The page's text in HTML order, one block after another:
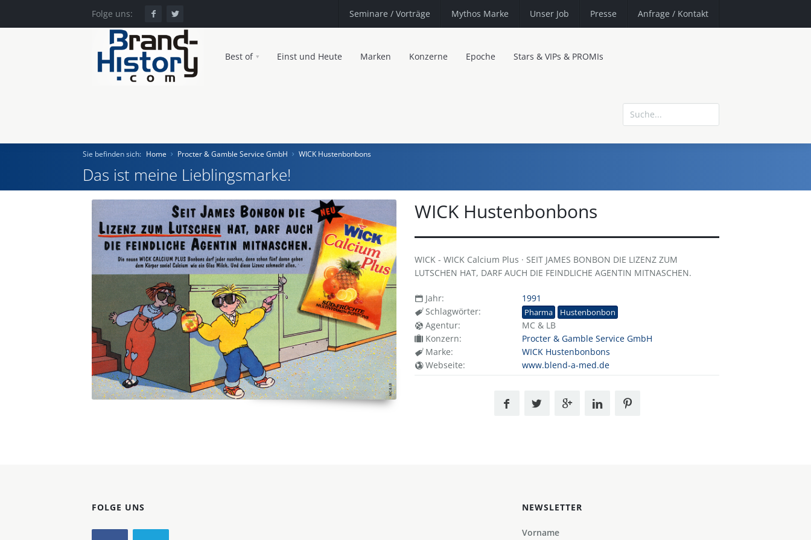
Folge uns: Seminare / Vorträge Mythos Marke Unser Job Presse Anfrage / Kontakt
Best of Einst und Heute Marken Konzerne Epoche Stars & VIPs & PROMIs
Home
Einst und Heute
Marken
Konzerne
Epoche
Sie befinden sich: Home Procter & Gamble Service GmbH WICK Hustenbonbons
Das ist meine Lieblingsmarke!
WICK Hustenbonbons
WICK - WICK Calcium Plus · SEIT JAMES BONBON DIE LIZENZ ZUM
LUTSCHEN HAT, DARF AUCH DIE FEINDLICHE AGENTIN MITNASCHEN.
Jahr:
1991
Schlagwörter:
Pharma Hustenbonbon
Agentur:
MC & LB
Konzern:
Procter & Gamble Service GmbH
Marke:
WICK Hustenbonbons
Webseite:
www.blend-a-med.de
FOLGE UNS NEWSLETTER
Vorname